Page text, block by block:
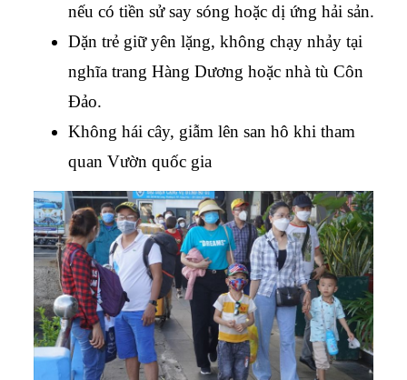
nếu có tiền sử say sóng hoặc dị ứng hải sản.
Dặn trẻ giữ yên lặng, không chạy nhảy tại
nghĩa trang Hàng Dương hoặc nhà tù Côn
Đảo.
Không hái cây, giẫm lên san hô khi tham
quan Vườn quốc gia